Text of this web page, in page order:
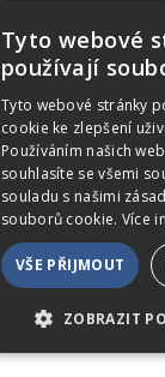
Tyto webové
používají
Tyto webové stránky
cookie ke zlepšení
Používáním našich
souhlasíte se všemi
souladu s našimi
souborů cookie. Více
VŠE PŘIJMOUT
ZOBRAZIT
NEZBYTNÉ